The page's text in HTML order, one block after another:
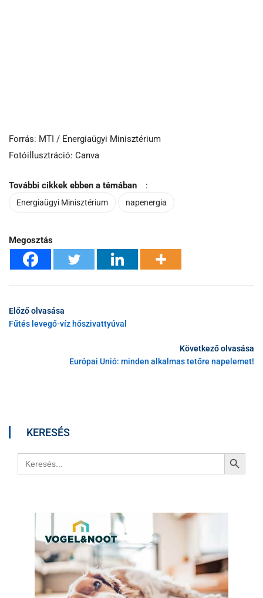
Forrás: MTI / Energiaügyi Minisztérium
Fotóillusztráció: Canva
További cikkek ebben a témában :
Energiaügyi Minisztérium napenergia
Megosztás
Előző olvasása
Fűtés levegő-víz hőszivattyúval
Következő olvasása
Európai Unió: minden alkalmas tetőre napelemet!
KERESÉS
Search
for:
Search Button